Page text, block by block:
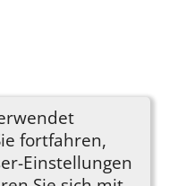
fortfahren,
Einstellungen